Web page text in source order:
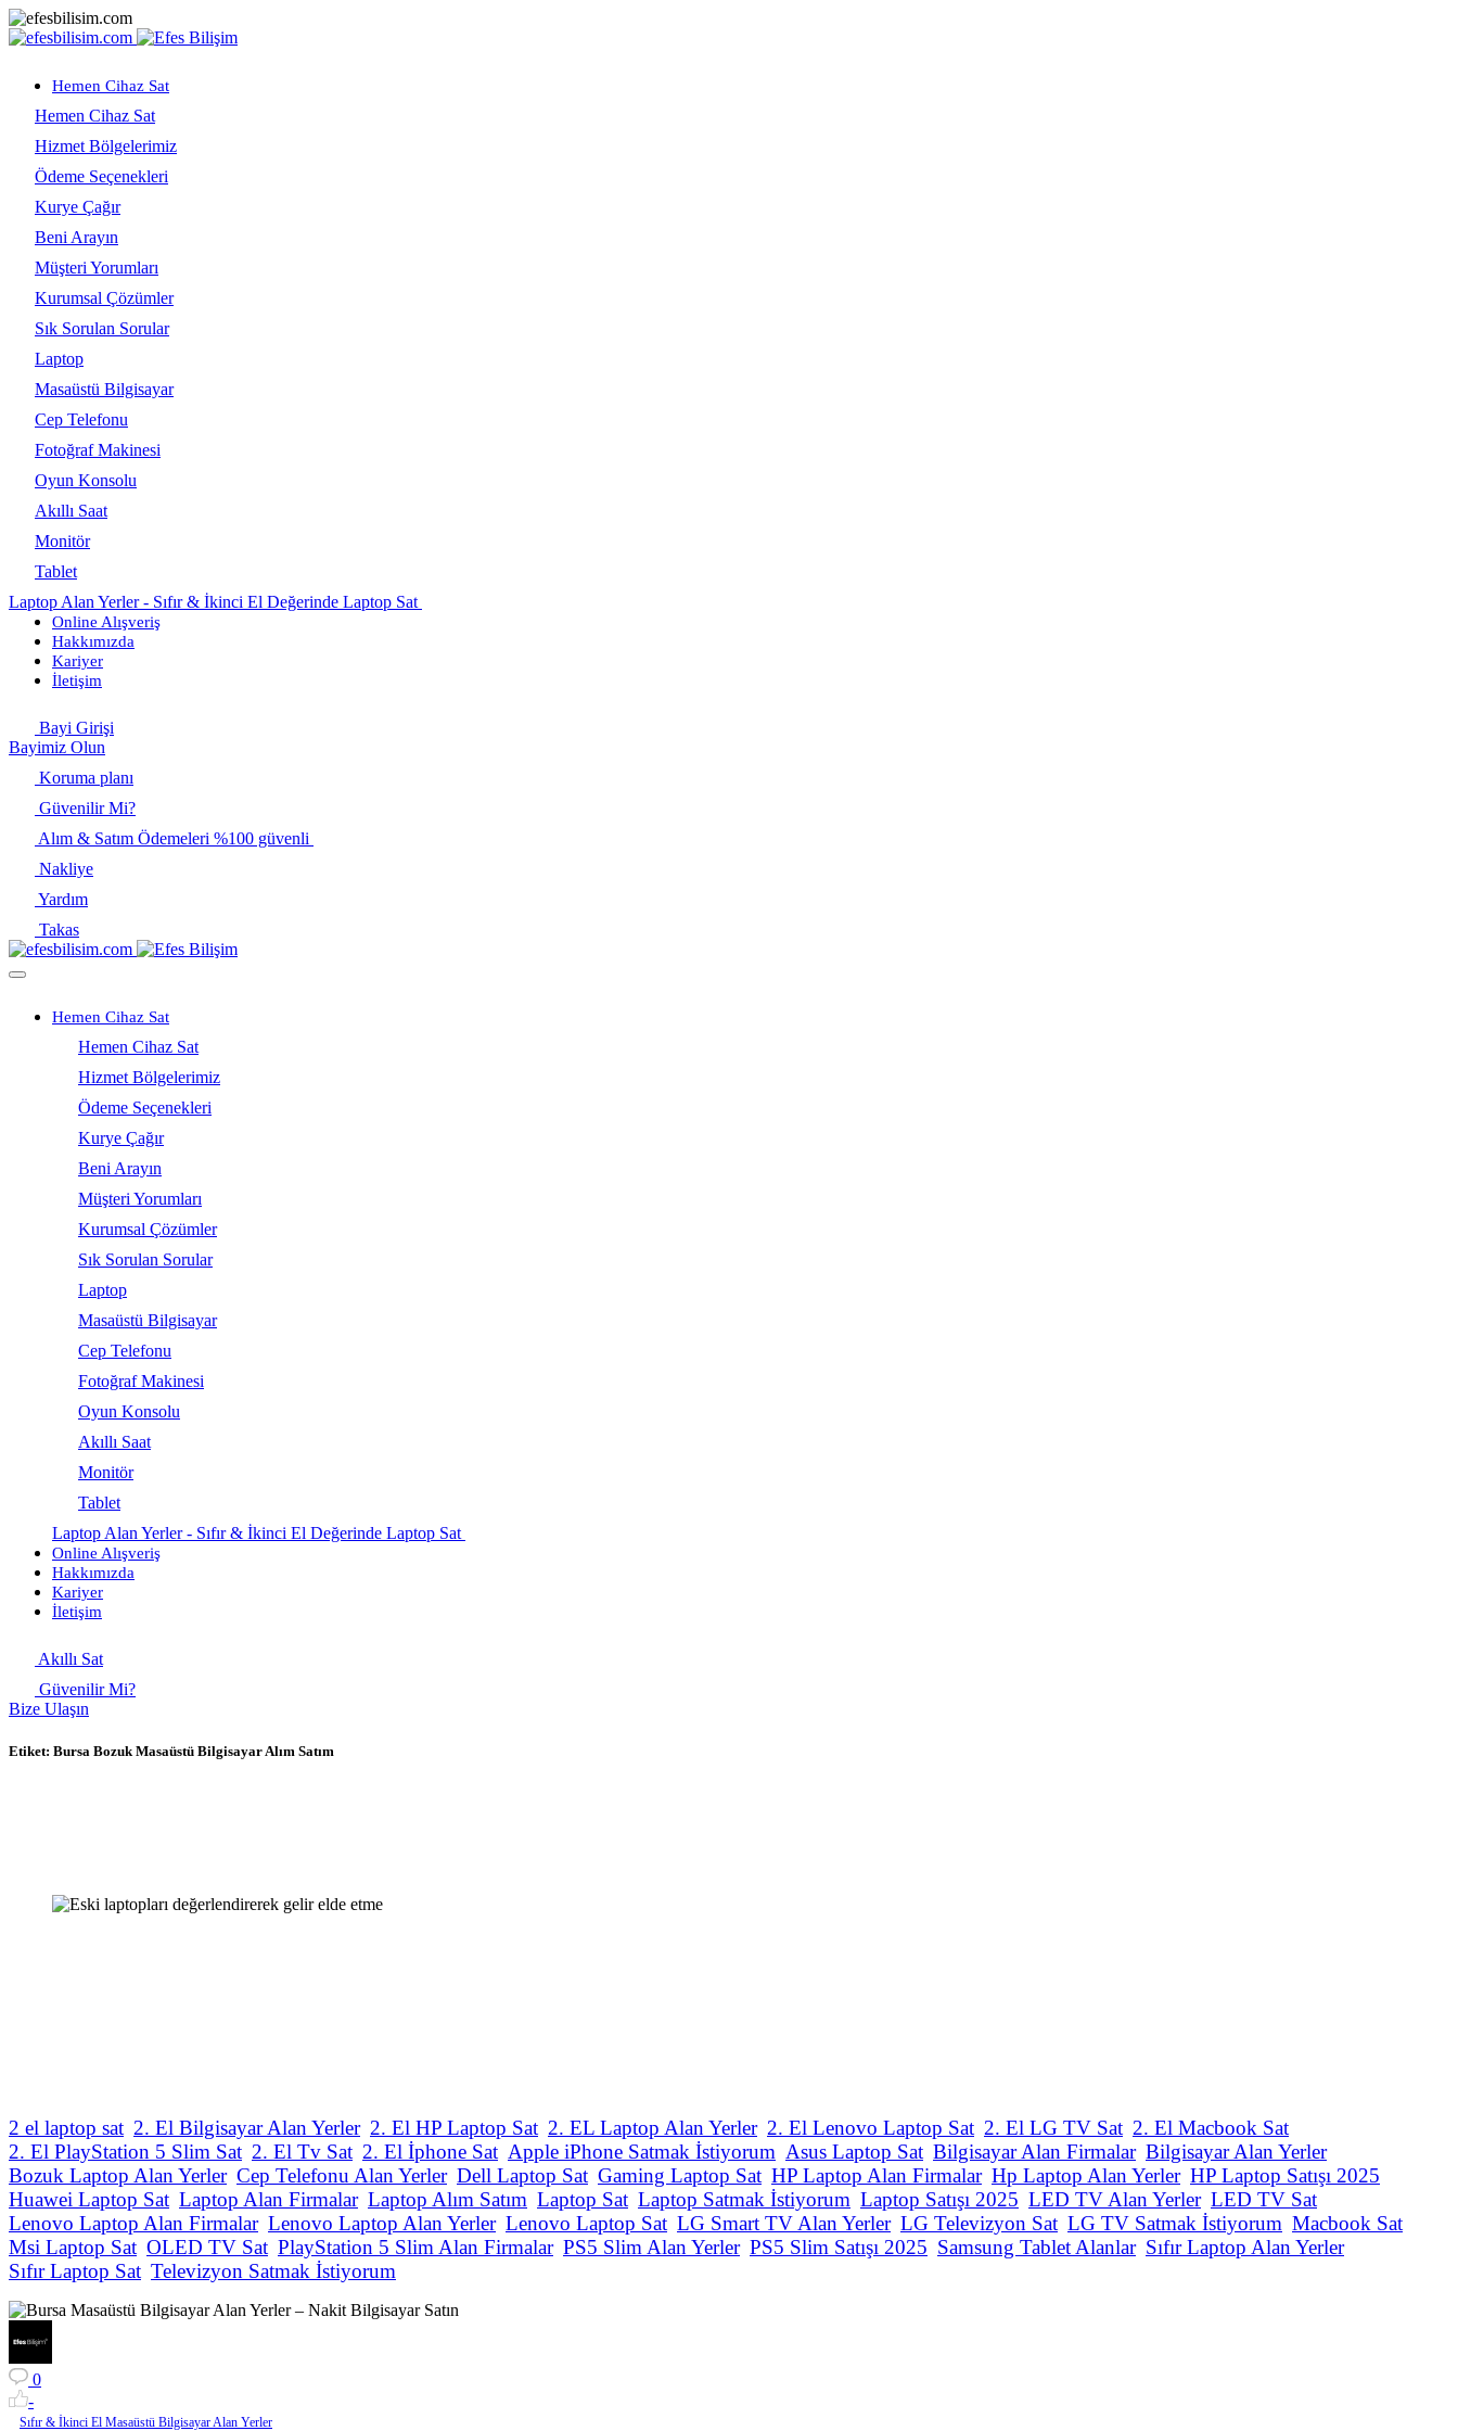
Hemen Cihaz Sat
Hemen Cihaz Sat
Hizmet Bölgelerimiz
Ödeme Seçenekleri
Kurye Çağır
Beni Arayın
Müşteri Yorumları
Kurumsal Çözümler
Sık Sorulan Sorular
Laptop
Masaüstü Bilgisayar
Cep Telefonu
Fotoğraf Makinesi
Oyun Konsolu
Akıllı Saat
Monitör
Tablet
Laptop Alan Yerler - Sıfır & İkinci El Değerinde Laptop Sat
Online Alışveriş
Hakkımızda
Kariyer
İletişim
Bayi Girişi
Bayimiz Olun
Koruma planı
Güvenilir Mi?
Alım & Satım Ödemeleri %100 güvenli
Nakliye
Yardım
Takas
Hemen Cihaz Sat
Hemen Cihaz Sat
Hizmet Bölgelerimiz
Ödeme Seçenekleri
Kurye Çağır
Beni Arayın
Müşteri Yorumları
Kurumsal Çözümler
Sık Sorulan Sorular
Laptop
Masaüstü Bilgisayar
Cep Telefonu
Fotoğraf Makinesi
Oyun Konsolu
Akıllı Saat
Monitör
Tablet
Laptop Alan Yerler - Sıfır & İkinci El Değerinde Laptop Sat
Online Alışveriş
Hakkımızda
Kariyer
İletişim
Akıllı Sat
Güvenilir Mi?
Bize Ulaşın
Etiket: Bursa Bozuk Masaüstü Bilgisayar Alım Satım
2 el laptop sat 2. El Bilgisayar Alan Yerler 2. El HP Laptop Sat 2. EL Laptop Alan Yerler 2. El Lenovo Laptop Sat 2. El LG TV Sat 2. El Macbook Sat
2. El PlayStation 5 Slim Sat 2. El Tv Sat 2. El İphone Sat Apple iPhone Satmak İstiyorum Asus Laptop Sat Bilgisayar Alan Firmalar Bilgisayar Alan Yerler
Bozuk Laptop Alan Yerler Cep Telefonu Alan Yerler Dell Laptop Sat Gaming Laptop Sat HP Laptop Alan Firmalar Hp Laptop Alan Yerler HP Laptop Satışı 2025
Huawei Laptop Sat Laptop Alan Firmalar Laptop Alım Satım Laptop Sat Laptop Satmak İstiyorum Laptop Satışı 2025 LED TV Alan Yerler LED TV Sat
Lenovo Laptop Alan Firmalar Lenovo Laptop Alan Yerler Lenovo Laptop Sat LG Smart TV Alan Yerler LG Televizyon Sat LG TV Satmak İstiyorum Macbook Sat
Msi Laptop Sat OLED TV Sat PlayStation 5 Slim Alan Firmalar PS5 Slim Alan Yerler PS5 Slim Satışı 2025 Samsung Tablet Alanlar Sıfır Laptop Alan Yerler
Sıfır Laptop Sat Televizyon Satmak İstiyorum
0
-
Sıfır & İkinci El Masaüstü Bilgisayar Alan Yerler